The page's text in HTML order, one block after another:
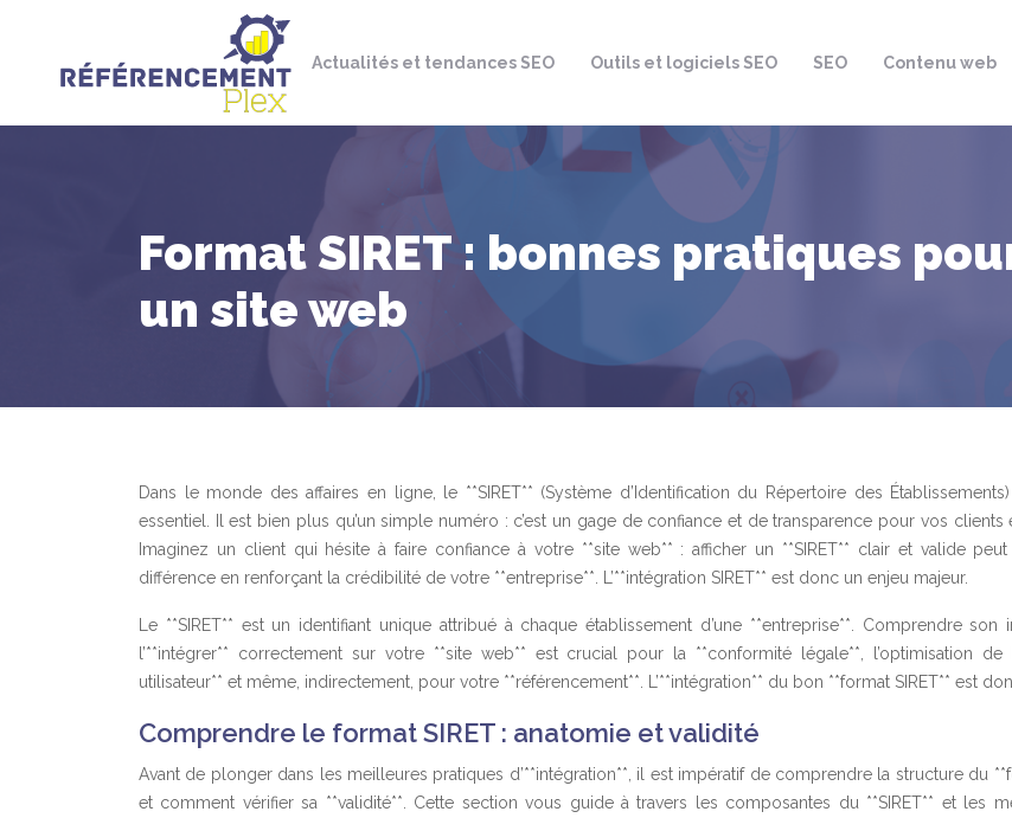
Actualités et tendances SEO Outils et logiciels SEO SEO Contenu web
Format SIRET : bonnes pratiques
un site web
Dans le monde des affaires en ligne, le **SIRET** (Système d’Identification du Répertoire des
essentiel. Il est bien plus qu’un simple numéro : c’est un gage de confiance et de transparence pour vos clients
Imaginez un client qui hésite à faire confiance à votre **site web** : afficher un **SIRET** clair et valide
différence en renforçant la crédibilité de votre **entreprise**. L’**intégration SIRET** est donc un enjeu majeur.
Le **SIRET** est un identifiant unique attribué à chaque établissement d’une **entreprise**. Comprendre son
l’**intégrer** correctement sur votre **site web** est crucial pour la **conformité légale**, l’optimisation de
utilisateur** et même, indirectement, pour votre **référencement**. L’**intégration** du bon **format SIRET** est
Comprendre le format SIRET : anatomie et validité
Avant de plonger dans les meilleures pratiques d’**intégration**, il est impératif de comprendre la structure du
et comment vérifier sa **validité**. Cette section vous guide à travers les composantes du **SIRET** et les